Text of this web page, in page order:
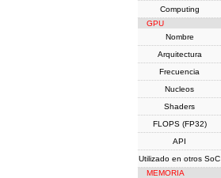
Computing
GPU
Nombre
Arquitectura
Frecuencia
Nucleos
Shaders
FLOPS (FP32)
API
Utilizado en otros SoC
MEMORIA